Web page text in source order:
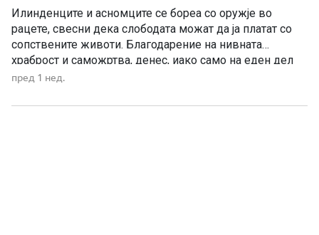
Илинденците и асномците се бореа со оружје во
рацете, свесни дека слободата можат да ја платат со
сопствените животи. Благодарение на нивната
храброст и саможртва, денес, иако само на еден дел
од Македонија, имаме сопствена држава, свој
македонското име. Нивниот аманет не е само да се
пред 1 нед.